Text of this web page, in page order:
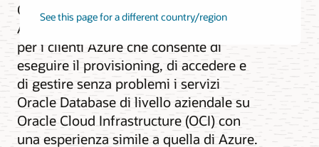
See this page for a different country/region
Oracle Database Service for Microsoft
Azure è un servizio gestito da Oracle
per i clienti Azure che consente di
eseguire il provisioning, di accedere e
di gestire senza problemi i servizi
Oracle Database di livello aziendale su
Oracle Cloud Infrastructure (OCI) con
una esperienza simile a quella di Azure.